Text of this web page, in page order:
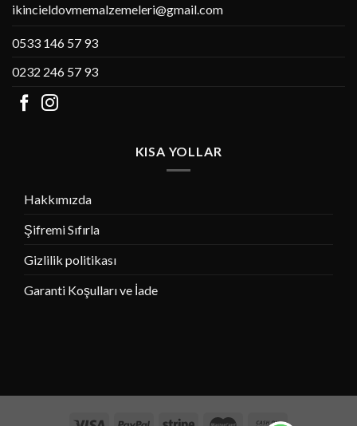
ikincieldovmemalzemeleri@gmail.com
0533 146 57 93
0232 246 57 93
KISA YOLLAR
Hakkımızda
Şifremi Sıfırla
Gizlilik politikası
Garanti Koşulları ve İade